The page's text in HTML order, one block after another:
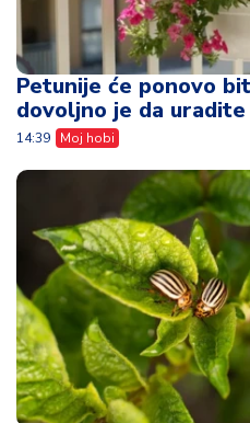
Petunije će ponovo
dovoljno je da
14:39 Moj hobi